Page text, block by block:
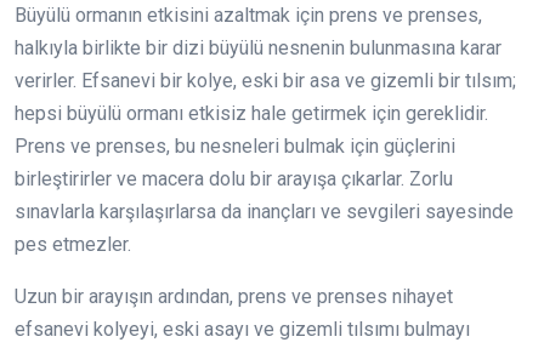
Büyülü ormanın etkisini azaltmak için prens ve prenses,
halkıyla birlikte bir dizi büyülü nesnenin bulunmasına karar
verirler. Efsanevi bir kolye, eski bir asa ve gizemli bir tılsım;
hepsi büyülü ormanı etkisiz hale getirmek için gereklidir.
Prens ve prenses, bu nesneleri bulmak için güçlerini
birleştirirler ve macera dolu bir arayışa çıkarlar. Zorlu
sınavlarla karşılaşırlarsa da inançları ve sevgileri sayesinde
pes etmezler.
Uzun bir arayışın ardından, prens ve prenses nihayet
efsanevi kolyeyi, eski asayı ve gizemli tılsımı bulmayı